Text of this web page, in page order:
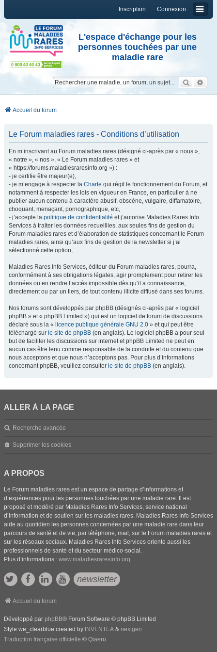
Connexion
Inscription
L'espace d'échange pour les
personnes touchées par une
maladie rare
Accueil du forum
Le Forum maladies rares - Conditions d’utilisation
En m’inscrivant au Forum maladies rares (désigné ci-après par « nous »,
« notre », « nos », « Le Forum maladies rares » et
« https://forums.maladiesraresinfo.org ») :
- je certifie être majeur(e),
- je m’engage à respecter la Charte qui régit le fonctionnement du Forum, et
notamment à respecter les lois en vigueur en France, en particulier à ne
publier aucun contenu à caractère abusif, obscène, vulgaire, diffamatoire,
choquant, menaçant, pornographique, etc,
- j’accepte la politique de confidentialité et j’autorise Maladies Rares Info
Services à traiter les données recueillies, aux seules fins de gestion du
Forum maladies rares et d’élaboration de statistiques concernant le Forum
maladies rares, ainsi qu’aux fins de gestion de la newsletter si j’ai
sélectionné cette option,
Maladies Rares Info Services, éditeur du Forum maladies rares, pourra,
conformément à ses obligations légales, agir promptement pour retirer les
données ou en rendre l’accès impossible dès qu’il a connaissance,
directement ou par un tiers, de tout contenu illicite diffusé dans ses forums.
Nos forums sont développés par phpBB (désignés ci-après par « logiciel
phpBB » et « phpBB Limited ») qui est un logiciel de forum de discussions
déclaré sous la « licence publique générale GNU 2.0 » et qui peut être
téléchargé sur le site de phpBB (en anglais). Le logiciel phpBB a pour seul
but de faciliter les discussions sur internet et phpBB Limited ne peut en
aucun cas être tenu comme responsable de la conduite et du contenu que
nous acceptons et que nous n’acceptons pas. Pour plus d’informations
concernant phpBB, veuillez consulter le site de phpBB (en anglais).
ALLER À LA PAGE
Recherche avancée
Supprimer les cookies
A PROPOS
Le Forum maladies rares est un espace de partage d’informations et
d’expériences pour les personnes touchées par une maladie rare. Il est
proposé et modéré par Maladies Rares Info Services, service national
d’information et de soutien sur les maladies rares. Maladies Rares Info Services
aide au quotidien les personnes concernées par une maladie rare dans leur
parcours de santé et de vie, par téléphone, mail, sur le Forum maladies rares et
sur les réseaux sociaux. Maladies Rares Info Services oriente aussi les
professionnels de santé et du secteur médico-social.
Plus d’informations : www.maladiesraresinfo.org
newsletter
Accueil du forum
Développé par phpBB® Forum Software © phpBB Limited
Style we_clearblue created by INVENTEA & nextgen
Traduction française officielle © Qiaeru